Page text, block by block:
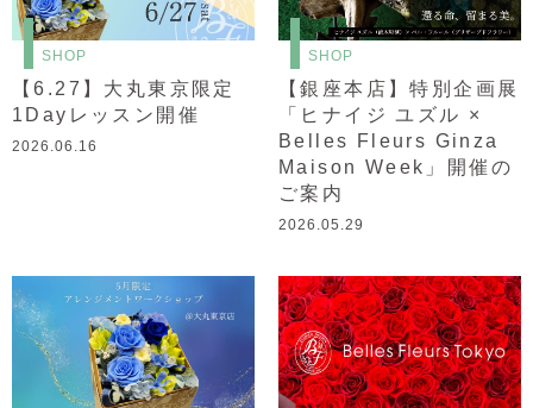
SHOP
【6.27】大丸東京限定
1Dayレッスン開催
2026.06.16
SHOP
【銀座本店】特別企画展
「ヒナイジ ユズル ×
Belles Fleurs Ginza
Maison Week」開催の
ご案内
2026.05.29